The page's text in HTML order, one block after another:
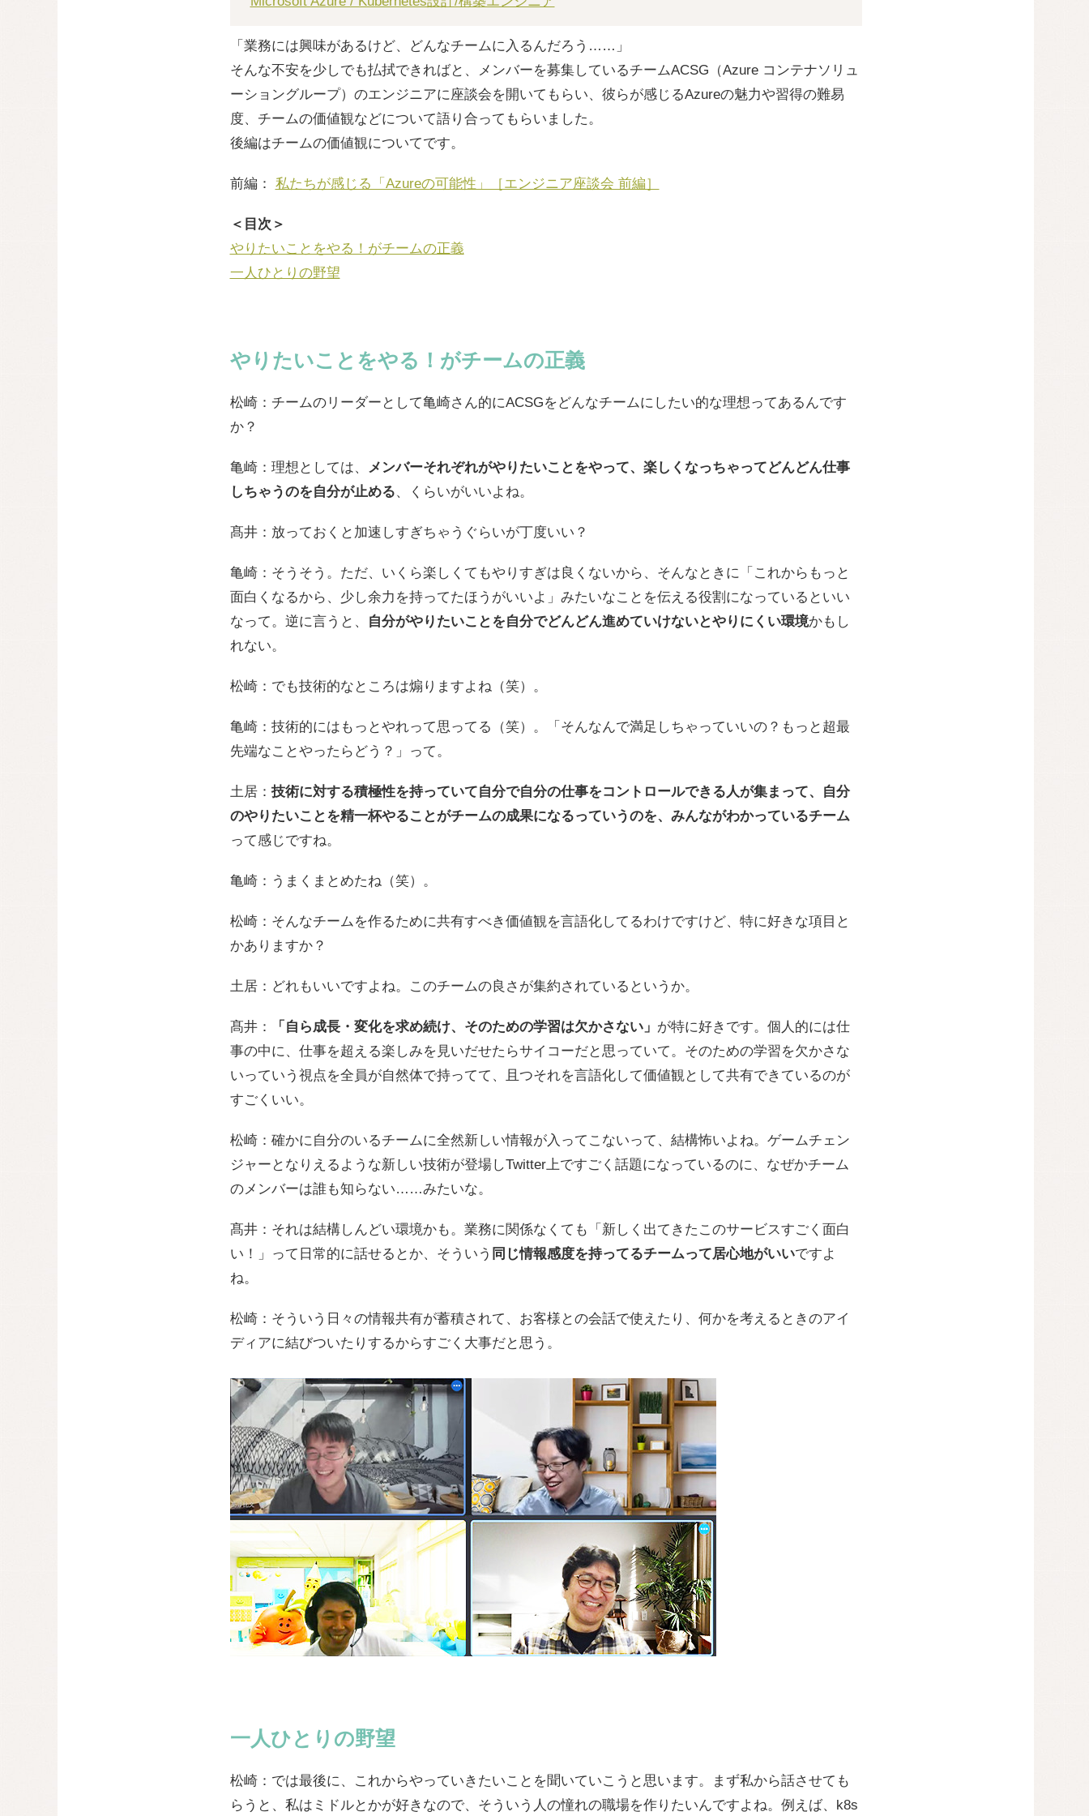
「業務には興味があるけど、どんなチームに入るんだろう……」
そんな不安を少しでも払拭できればと、メンバーを募集しているチームACSG（Azure コンテナソリュ
ーショングループ）のエンジニアに座談会を開いてもらい、彼らが感じるAzureの魅力や習得の難易
度、チームの価値観などについて語り合ってもらいました。
後編はチームの価値観についてです。
前編： 私たちが感じる「Azureの可能性」［エンジニア座談会 前編］
＜目次＞
やりたいことをやる！がチームの正義
一人ひとりの野望
やりたいことをやる！がチームの正義
松崎：チームのリーダーとして亀崎さん的にACSGをどんなチームにしたい的な理想ってあるんです
か？
亀崎：理想としては、
メンバーそれぞれがやりたいことをやって、楽しくなっちゃってどんどん仕事
しちゃうのを自分が止める、くらいがいいよね。
髙井：放っておくと加速しすぎちゃうぐらいが丁度いい？
亀崎：そうそう。ただ、いくら楽しくてもやりすぎは良くないから、そんなときに「これからもっと
面白くなるから、少し余力を持ってたほうがいいよ」みたいなことを伝える役割になっているといい
なって。逆に言うと、
自分がやりたいことを自分でどんどん進めていけないとやりにくい環境かもし
れない。
松崎：でも技術的なところは煽りますよね（笑）。
亀崎：技術的にはもっとやれって思ってる（笑）。「そんなんで満足しちゃっていいの？もっと超最
先端なことやったらどう？」って。
土居： 技術に対する積極性を持っていて自分で自分の仕事をコントロールできる人が集まって、自分
のやりたいことを精一杯やることがチームの成果になるっていうのを、みんながわかっているチーム
って感じですね。
亀崎：うまくまとめたね（笑）。
松崎：そんなチームを作るために共有すべき価値観を言語化してるわけですけど、特に好きな項目と
かありますか？
土居：どれもいいですよね。このチームの良さが集約されているというか。
髙井： 「自ら成長・変化を求め続け、そのための学習は欠かさない」 が特に好きです。個人的には仕
事の中に、仕事を超える楽しみを見いだせたらサイコーだと思っていて。そのための学習を欠かさな
いっていう視点を全員が自然体で持ってて、且つそれを言語化して価値観として共有できているのが
すごくいい。
松崎：確かに自分のいるチームに全然新しい情報が入ってこないって、結構怖いよね。ゲームチェン
ジャーとなりえるような新しい技術が登場しTwitter上ですごく話題になっているのに、なぜかチーム
のメンバーは誰も知らない……みたいな。
髙井：それは結構しんどい環境かも。業務に関係なくても「新しく出てきたこのサービスすごく面白
い！」って日常的に話せるとか、そういう 同じ情報感度を持ってるチームって居心地がいいですよ
ね。
松崎：そういう日々の情報共有が蓄積されて、お客様との会話で使えたり、何かを考えるときのアイ
ディアに結びついたりするからすごく大事だと思う。
一人ひとりの野望
松崎：では最後に、これからやっていきたいことを聞いていこうと思います。まず私から話させても
らうと、私はミドルとかが好きなので、そういう人の憧れの職場を作りたいんですよね。例えば、k8s